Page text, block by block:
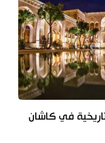
في كاشان